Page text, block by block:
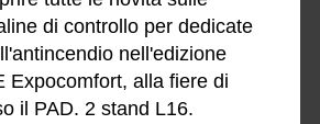
di controllo per dedicate
nell'edizione
Expocomfort, alla fiere di
il PAD. 2 stand L16.